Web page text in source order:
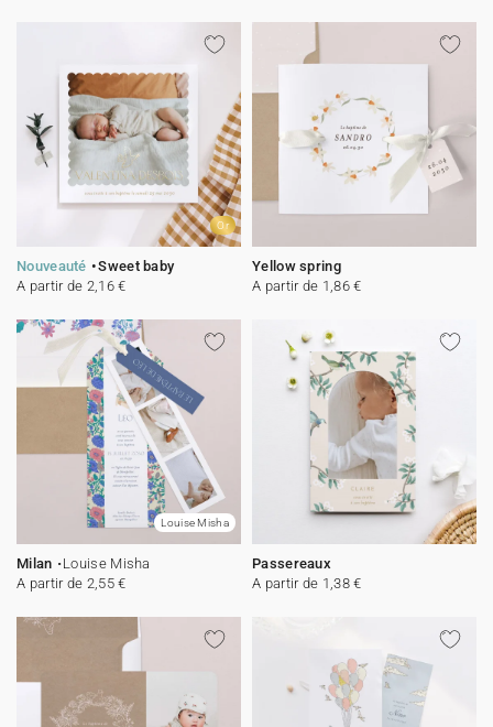
Or
Nouveauté
Sweet baby
A partir de 2,16 €
Yellow spring
A partir de 1,86 €
Louise Misha
Milan
Louise Misha
A partir de 2,55 €
Passereaux
A partir de 1,38 €